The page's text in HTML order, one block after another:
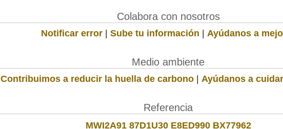
Colabora con nosotros
Notificar error | Sube tu información | Ayúdanos a
Medio ambiente
Contribuimos a reducir la huella de carbono | Ayúdanos a
Referencia
MWI2A91 87D1U30 E8ED990 BX77962